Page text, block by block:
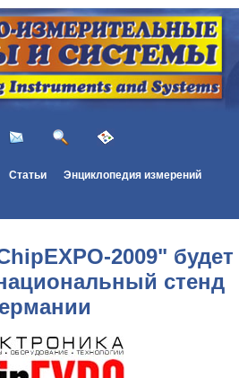
Статьи Энциклопедия измерений
2009" будет
стенд